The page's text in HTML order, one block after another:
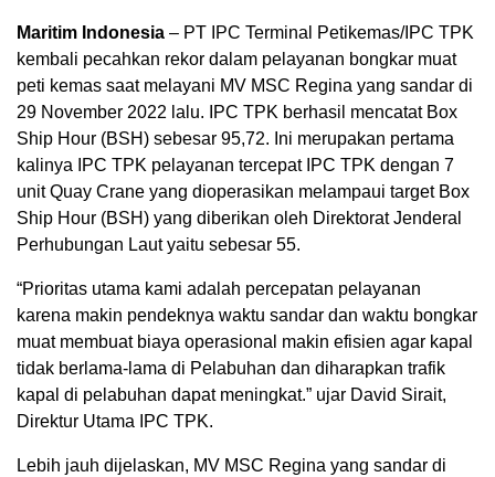
Maritim Indonesia – PT IPC Terminal Petikemas/IPC TPK
kembali pecahkan rekor dalam pelayanan bongkar muat
peti kemas saat melayani MV MSC Regina yang sandar di
29 November 2022 lalu. IPC TPK berhasil mencatat Box
Ship Hour (BSH) sebesar 95,72. Ini merupakan pertama
kalinya IPC TPK pelayanan tercepat IPC TPK dengan 7
unit Quay Crane yang dioperasikan melampaui target Box
Ship Hour (BSH) yang diberikan oleh Direktorat Jenderal
Perhubungan Laut yaitu sebesar 55.
“Prioritas utama kami adalah percepatan pelayanan
karena makin pendeknya waktu sandar dan waktu bongkar
muat membuat biaya operasional makin efisien agar kapal
tidak berlama-lama di Pelabuhan dan diharapkan trafik
kapal di pelabuhan dapat meningkat.” ujar David Sirait,
Direktur Utama IPC TPK.
Lebih jauh dijelaskan, MV MSC Regina yang sandar di